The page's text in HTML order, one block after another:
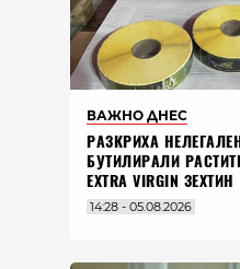
ВАЖНО ДНЕС
РАЗКРИХА
БУТИЛИРАЛИ
EXTRA VIRGIN ЗЕХТИН
14:28 - 05.08.2026